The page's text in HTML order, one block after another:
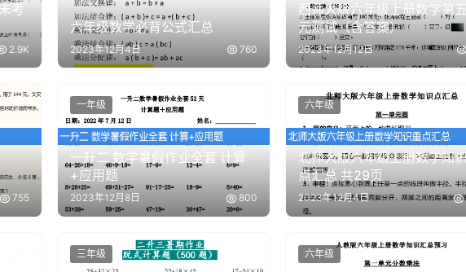
考
2.9K
六年级数学必背公式汇总
2023年12月4日 760
西师大版六年级上册数学第
元测试（含答案）
2023年12月12日
755
一升二 数学暑假作业全套 计算
+应用题
2023年12月8日 800
一年级
北师大版六年级上册数学知
点汇总 共29页
2023年12月4日
六年级
三年级 六年级